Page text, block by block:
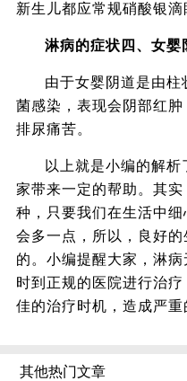
新生儿都应常规硝酸银滴
淋病的症状四、女婴
由于女婴阴道是由
菌感染，表现会阴部红肿
排尿痛苦。
以上就是小编的解
家带来一定的帮助。其
种，只要我们在生活中
会多一点，所以，良好
的。小编提醒大家，淋
时到正规的医院进行治
佳的治疗时机，造成严重
其他热门文章